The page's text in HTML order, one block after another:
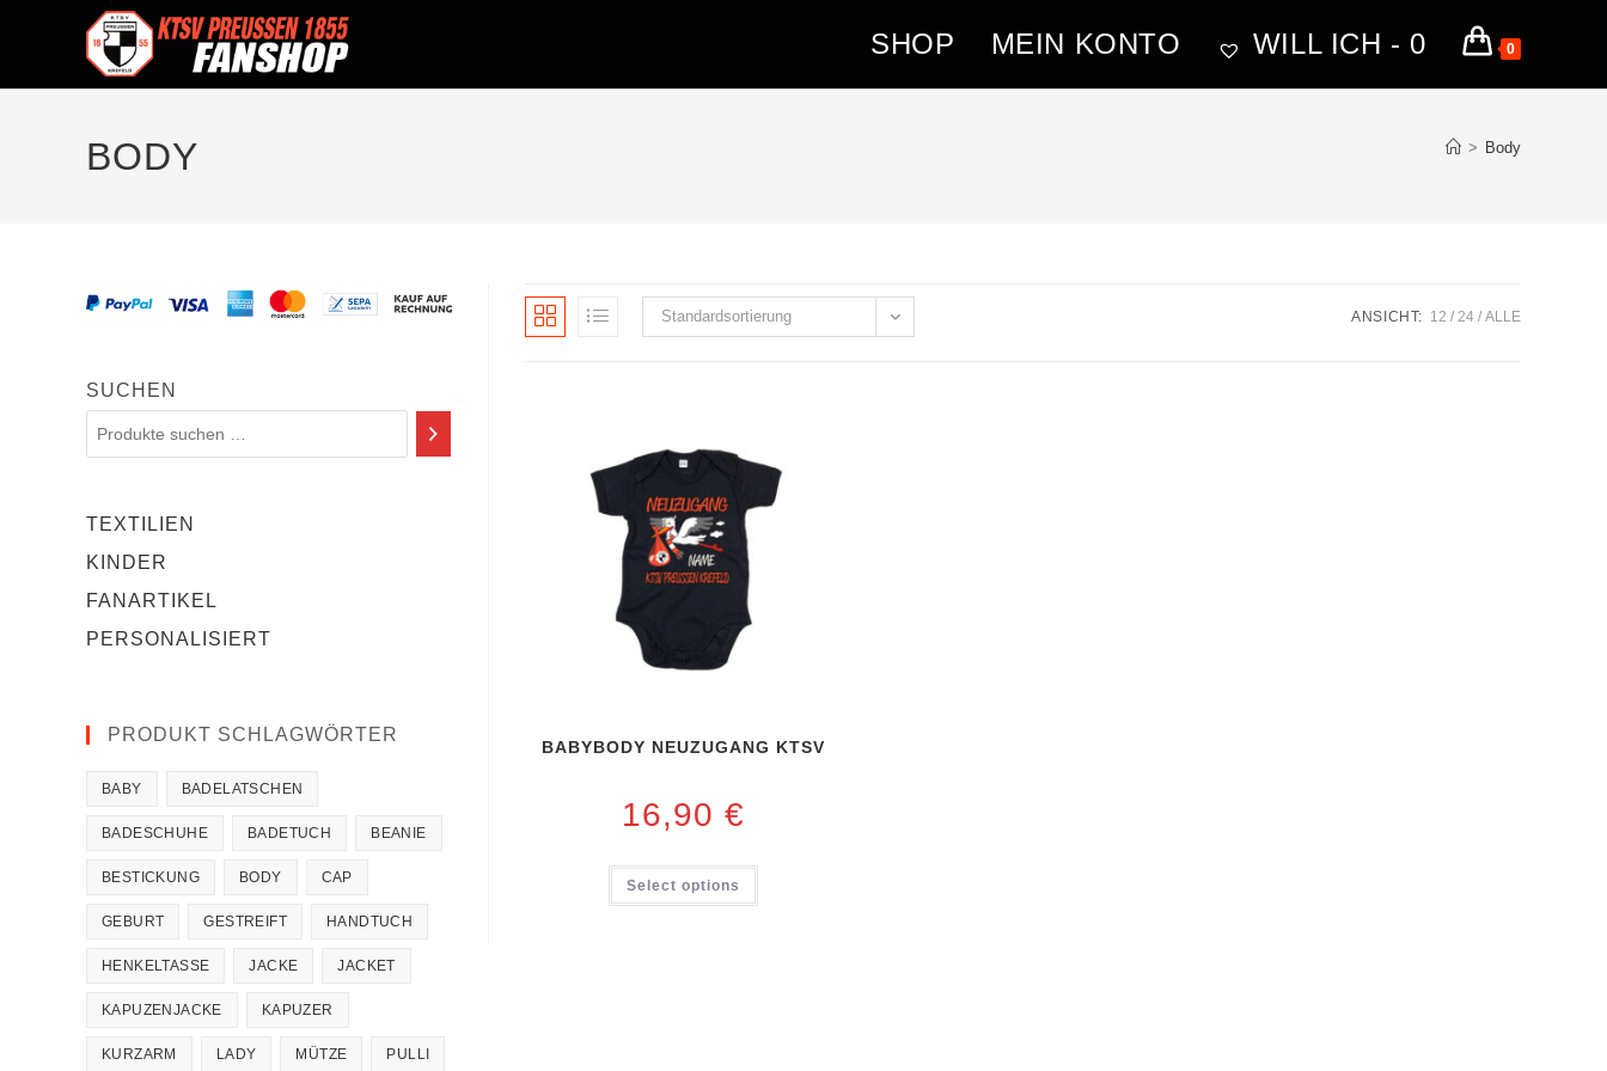
SHOP MEIN KONTO WILL ICH - 0 0
BODY > Body
Standardsortierung ANSICHT: 12 24 ALLE
BABYBODY NEUZUGANG KTSV
16,90 €
Select options
SUCHEN
TEXTILIEN
KINDER
FANARTIKEL
PERSONALISIERT
PRODUKT SCHLAGWÖRTER
BABY BADELATSCHEN
BADESCHUHE BADETUCH BEANIE
BESTICKUNG BODY CAP
GEBURT GESTREIFT HANDTUCH
HENKELTASSE JACKE JACKET
KAPUZENJACKE KAPUZER
KURZARM LADY MÜTZE PULLI